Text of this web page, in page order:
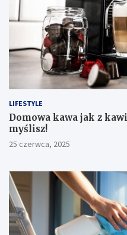
LIFESTYLE
​Domowa kawa jak z
myślisz!
25 czerwca, 2025